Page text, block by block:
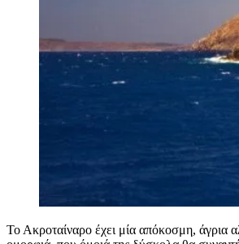
Το Ακροταίναρο έχει μία απόκοσμη, άγρια